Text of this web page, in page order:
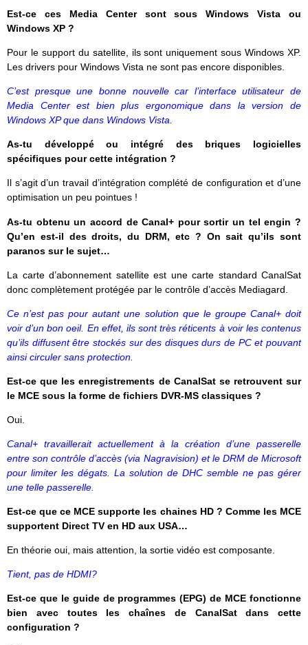
Est-ce ces Media Center sont sous Windows Vista ou
Windows XP ?
Pour le support du satellite, ils sont uniquement sous Windows XP.
Les drivers pour Windows Vista ne sont pas encore disponibles.
C’est presque une bonne nouvelle car l’interface utilisateur de
Media Center est bien plus ergonomique dans la version de
Windows XP que dans Windows Vista.
As-tu développé ou intégré des briques logicielles
spécifiques pour cette intégration ?
Il s’agit d’un travail d’intégration complété de configuration et d’une
optimisation un peu pointues !
As-tu obtenu un accord de Canal+ pour sortir un tel engin ?
Qu’en est-il des droits, du DRM, etc ? On sait qu’ils sont
paranos sur le sujet…
La carte d’abonnement satellite est une carte standard CanalSat
donc complètement protégée par le contrôle d’accès Mediagard.
Ce n’est pas pour autant une solution que le groupe Canal+ doit
voir d’un bon oeil. En effet, ils sont très réticents à voir les contenus
qu’ils diffusent être stockés sur des disques durs de PC et pouvant
ainsi circuler sans protection.
Est-ce que les enregistrements de CanalSat se retrouvent sur
le MCE sous la forme de fichiers DVR-MS classiques ?
Oui.
Canal+ travaillerait actuellement à la création d’une passerelle
entre son contrôle d’accès (via Nagravision) et le DRM de Microsoft
pour limiter les dégats. La solution de DHC semble ne pas gérer
une telle passerelle.
Est-ce que ce MCE supporte les chaines HD ? Comme les MCE
supportent Direct TV en HD aux USA…
En théorie oui, mais attention, la sortie vidéo est composante.
Tient, pas de HDMI?
Est-ce que le guide de programmes (EPG) de MCE fonctionne
bien avec toutes les chaînes de CanalSat dans cette
configuration ?